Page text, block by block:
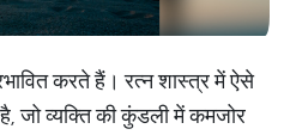
करते हैं। रत्न शास्त्र में ऐसे
जो व्यक्ति की कुंडली में कमजोर